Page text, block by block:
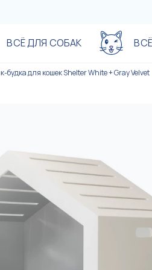
ВСЁ ДЛЯ СОБАК
Акционные
Акционные
будка для кошек Shelter White + Gray Velvet